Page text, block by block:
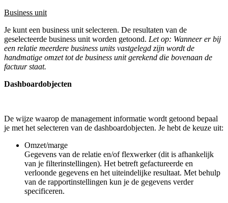
Business unit
Je kunt een business unit selecteren. De resultaten van de
geselecteerde business unit worden getoond. Let op: Wanneer er bij
een relatie meerdere business units vastgelegd zijn wordt de
handmatige omzet tot de business unit gerekend die bovenaan de
factuur staat.
Dashboardobjecten
De wijze waarop de management informatie wordt getoond bepaal
je met het selecteren van de dashboardobjecten. Je hebt de keuze uit:
Omzet/marge
Gegevens van de relatie en/of flexwerker (dit is afhankelijk
van je filterinstellingen). Het betreft gefactureerde en
verloonde gegevens en het uiteindelijke resultaat. Met behulp
van de rapportinstellingen kun je de gegevens verder
specificeren.